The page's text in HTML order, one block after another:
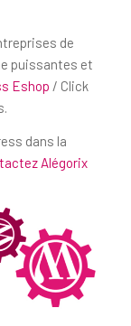
de
puissantes et
Eshop / Click
dans la
Alégorix